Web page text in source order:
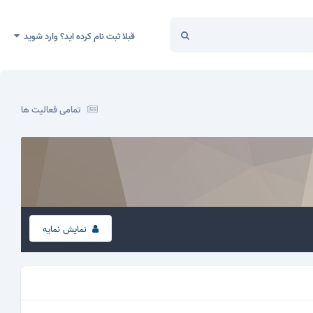
قبلا ثبت نام کرده اید؟ وارد شوید
تمامی فعالیت ها
نمایش نمایه